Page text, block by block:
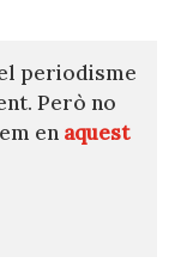
periodisme
Però no
en aquest